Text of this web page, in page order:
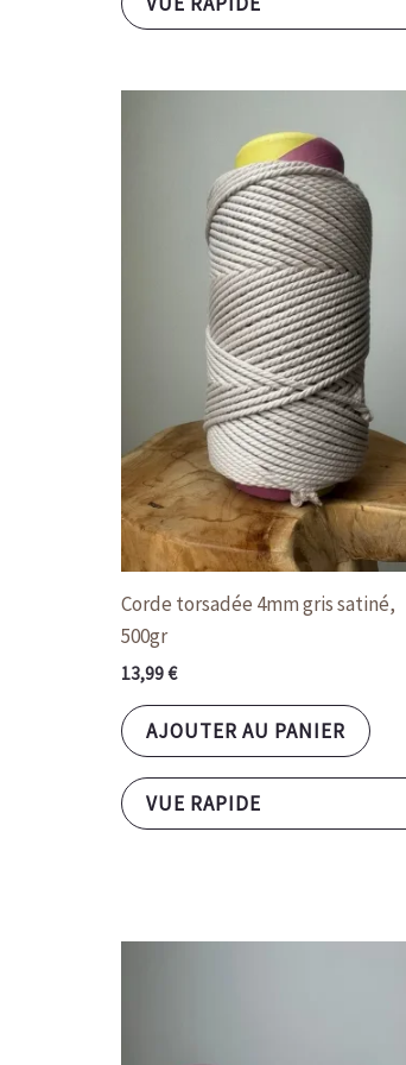
Corde torsadée 4mm gris satiné,
500gr
13,99€
AJOUTER AU PANIER
VUE RAPIDE